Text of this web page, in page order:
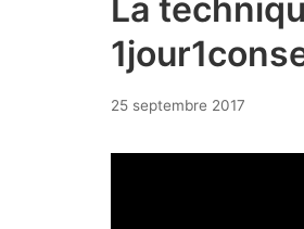
La
25 septembre 2017
2017